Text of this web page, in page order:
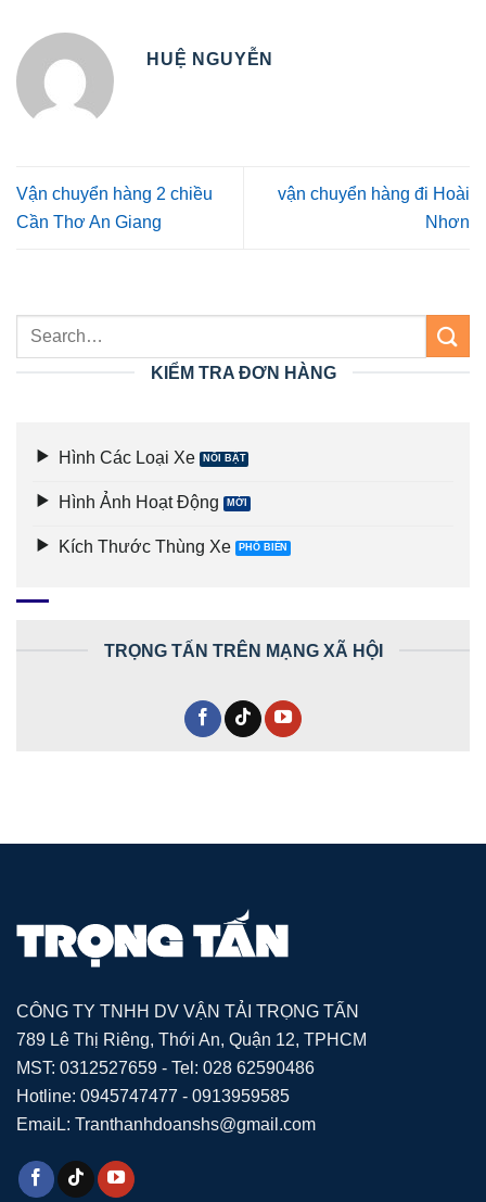
HUỆ NGUYỄN
Vận chuyển hàng 2 chiều
Cần Thơ An Giang
vận chuyển hàng đi Hoài
Nhơn
KIỂM TRA ĐƠN HÀNG
Hình Các Loại Xe
Hình Ảnh Hoạt Động
Kích Thước Thùng Xe
TRỌNG TẤN TRÊN MẠNG XÃ HỘI
CÔNG TY TNHH DV VẬN TẢI TRỌNG TẤN
789 Lê Thị Riêng, Thới An, Quận 12, TPHCM
MST: 0312527659 - Tel: 028 62590486
Hotline: 0945747477 - 0913959585
EmaiL: Tranthanhdoanshs@gmail.com